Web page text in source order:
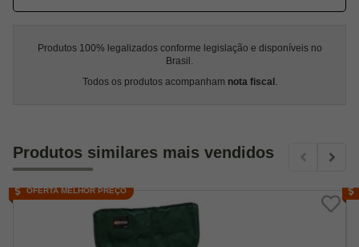
Produtos 100% legalizados conforme legislação e disponíveis no
Brasil.
Todos os produtos acompanham nota fiscal.
Produtos similares mais vendidos
OFERTA MELHOR PREÇO